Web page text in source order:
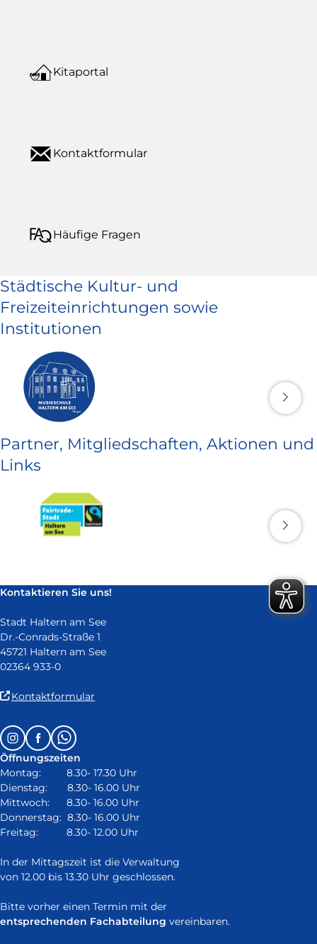
Kitaportal
Kontaktformular
Häufige Fragen
Städtische Kultur- und
Freizeiteinrichtungen sowie
Institutionen
Partner, Mitgliedschaften, Aktionen und
Links
Kontaktieren Sie uns!
Stadt Haltern am See
Dr.-Conrads-Straße 1
45721 Haltern am See
02364 933-0
Kontaktformular
in
neuem
Fenster)
Follow
us
on:
InstagramFacebookWhatsapp
Öffnungszeiten
Montag: 8.30- 17.30 Uhr
Dienstag: 8.30- 16.00 Uhr
Mittwoch: 8.30- 16.00 Uhr
Donnerstag: 8.30- 16.00 Uhr
Freitag: 8.30- 12.00 Uhr
In der Mittagszeit ist die Verwaltung
von 12.00 bis 13.30 Uhr geschlossen.
Bitte vorher einen Termin mit der
entsprechenden Fachabteilung vereinbaren.